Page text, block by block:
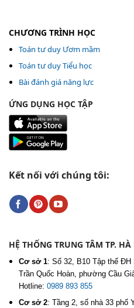
CHƯƠNG TRÌNH HỌC
Toán tư duy Ươm mầm
Toán tư duy Tiểu học
Bài đánh giá năng lực
ỨNG DỤNG HỌC TẬP
Kết nối với chúng tôi:
HỆ THỐNG TRUNG TÂM TP.
Cơ sở 1: Số 32, B10 Tập thể ĐH
Trần Quốc Hoàn, phường Cầu
Hotline: 0989 893 855
Cơ sở 2: Tầng 2, số nhà 33 phố